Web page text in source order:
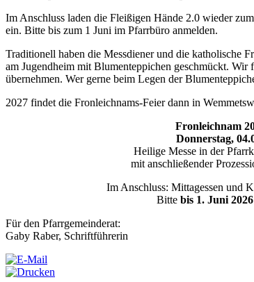
Im Anschluss laden die Fleißigen Hände 2.0 wieder
ein. Bitte bis zum 1 Juni im Pfarrbüro anmelden.
Traditionell haben die Messdiener und die katholische
am Jugendheim mit Blumenteppichen geschmückt. Wir
übernehmen. Wer gerne beim Legen der
2027 findet die Fronleichnams-Feier dann in
Fronleichnam
Donnerstag,
Heilige Messe in der
mit anschließender
Im Anschluss: Mittagessen und
Bittebis 1. Juni 2026
Für den Pfarrgemeinderat:
Gaby Raber, Schriftführerin